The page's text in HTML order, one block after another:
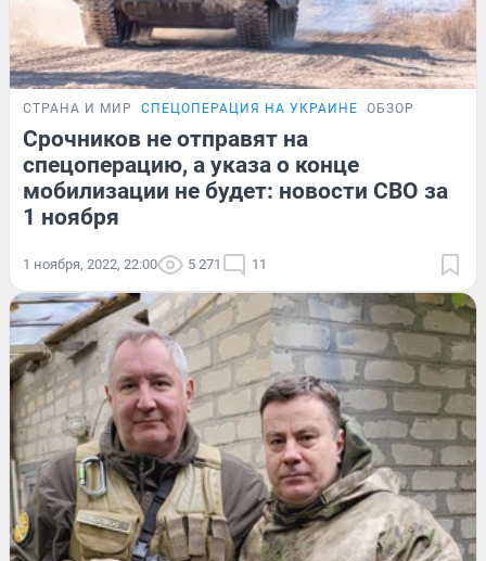
СТРАНА И МИР СПЕЦОПЕРАЦИЯ НА УКРАИНЕ ОБЗОР
Срочников не отправят на
спецоперацию, а указа о конце
мобилизации не будет: новости СВО за
1 ноября
1 ноября, 2022, 22:00 5 271 11